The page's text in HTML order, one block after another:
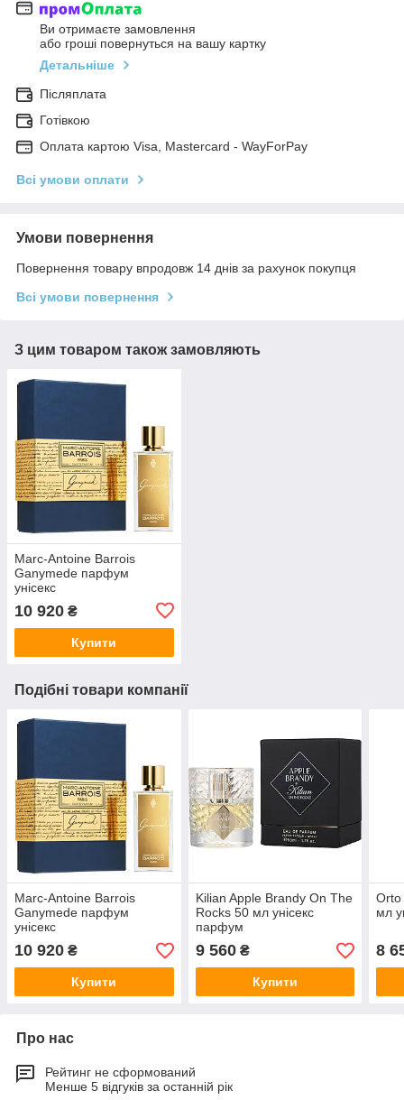
Ви отримаєте замовлення
або гроші повернуться на вашу картку
Детальніше
Післяплата
Готівкою
Оплата картою Visa, Mastercard - WayForPay
Всі умови оплати
Умови повернення
Повернення товару впродовж 14 днів за рахунок покупця
Всі умови повернення
З цим товаром також замовляють
Marc-Antoine Barrois
Ganymede парфум
унісекс
10 920 ₴
Купити
Подібні товари компанії
Marc-Antoine Barrois
Ganymede парфум
унісекс
10 920 ₴
Купити
Kilian Apple Brandy On The
Rocks 50 мл унісекс
парфум
9 560₴
Купити
мл
8
Про нас
Рейтинг не сформований
Менше 5 відгуків за останній рік